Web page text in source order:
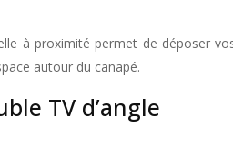
à proximité permet de déposer
autour du canapé.
TV d’angle